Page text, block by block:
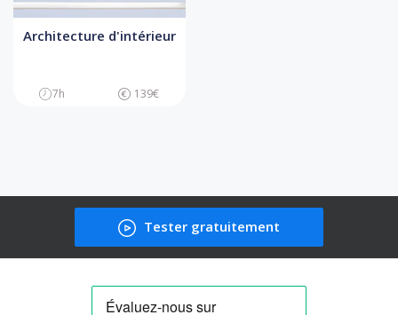
Architecture d'intérieur
7h 139€
Tester gratuitement